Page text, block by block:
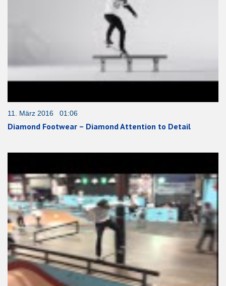
11. März 2016 01:06
Diamond Footwear – Diamond Attention to Detail